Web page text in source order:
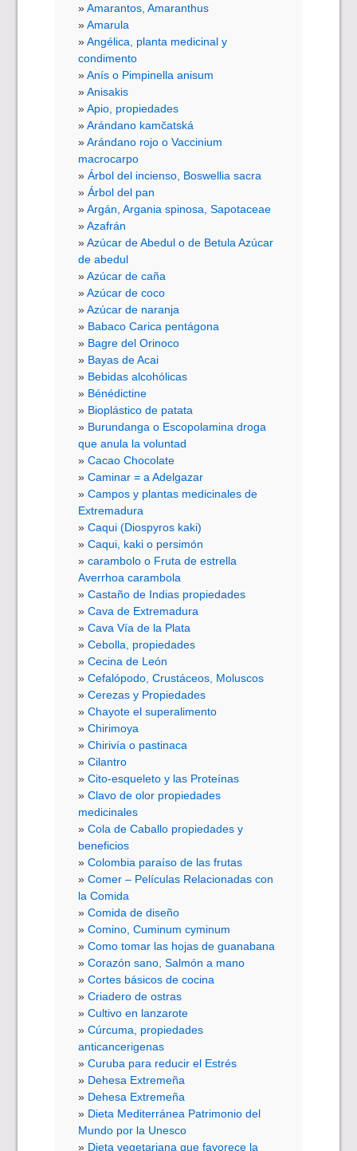
Amarantos, Amaranthus
Amarula
Angélica, planta medicinal y
condimento
Anís o Pimpinella anisum
Anisakis
Apio, propiedades
Arándano kamčatská
Arándano rojo o Vaccinium
macrocarpo
Árbol del incienso, Boswellia sacra
Árbol del pan
Argán, Argania spinosa, Sapotaceae
Azafrán
Azúcar de Abedul o de Betula Azúcar
de abedul
Azúcar de caña
Azúcar de coco
Azúcar de naranja
Babaco Carica pentágona
Bagre del Orinoco
Bayas de Acai
Bebidas alcohólicas
Bénédictine
Bioplástico de patata
Burundanga o Escopolamina droga
que anula la voluntad
Cacao Chocolate
Caminar = a Adelgazar
Campos y plantas medicinales de
Extremadura
Caqui (Diospyros kaki)
Caqui, kaki o persimón
carambolo o Fruta de estrella
Averrhoa carambola
Castaño de Indias propiedades
Cava de Extremadura
Cava Vía de la Plata
Cebolla, propiedades
Cecina de León
Cefalópodo, Crustáceos, Moluscos
Cerezas y Propiedades
Chayote el superalimento
Chirimoya
Chirivía o pastinaca
Cilantro
Cito-esqueleto y las Proteínas
Clavo de olor propiedades
medicinales
Cola de Caballo propiedades y
beneficios
Colombia paraíso de las frutas
Comer – Películas Relacionadas con
la Comida
Comida de diseño
Comino, Cuminum cyminum
Como tomar las hojas de guanabana
Corazón sano, Salmón a mano
Cortes básicos de cocina
Criadero de ostras
Cultivo en lanzarote
Cúrcuma, propiedades
anticancerigenas
Curuba para reducir el Estrés
Dehesa Extremeña
Dehesa Extremeña
Dieta Mediterránea Patrimonio del
Mundo por la Unesco
Dieta vegetariana que favorece la